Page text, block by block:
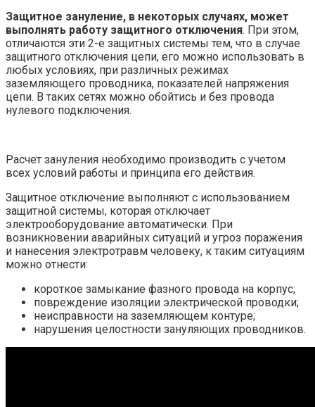
Защитное зануление, в некоторых случаях, может
выполнять работу защитного отключения. При этом,
отличаются эти 2-е защитных системы тем, что в случае
защитного отключения цепи, его можно использовать в
любых условиях, при различных режимах
заземляющего проводника, показателей напряжения
цепи. В таких сетях можно обойтись и без провода
нулевого подключения.
Расчет зануления необходимо производить с учетом
всех условий работы и принципа его действия.
Защитное отключение выполняют с использованием
защитной системы, которая отключает
электрооборудование автоматически. При
возникновении аварийных ситуаций и угроз поражения
и нанесения электротравм человеку, к таким ситуациям
можно отнести:
короткое замыкание фазного провода на корпус;
повреждение изоляции электрической проводки;
неисправности на заземляющем контуре;
нарушения целостности зануляющих проводников.